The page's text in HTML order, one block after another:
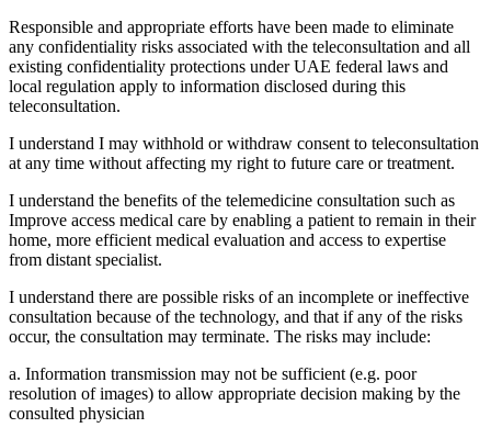
Responsible and appropriate efforts have been made to eliminate
any confidentiality risks associated with the teleconsultation and all
existing confidentiality protections under UAE federal laws and
local regulation apply to information disclosed during this
teleconsultation.
I understand I may withhold or withdraw consent to teleconsultation
at any time without affecting my right to future care or treatment.
I understand the benefits of the telemedicine consultation such as
Improve access medical care by enabling a patient to remain in their
home, more efficient medical evaluation and access to expertise
from distant specialist.
I understand there are possible risks of an incomplete or ineffective
consultation because of the technology, and that if any of the risks
occur, the consultation may terminate. The risks may include:
a. Information transmission may not be sufficient (e.g. poor
resolution of images) to allow appropriate decision making by the
consulted physician